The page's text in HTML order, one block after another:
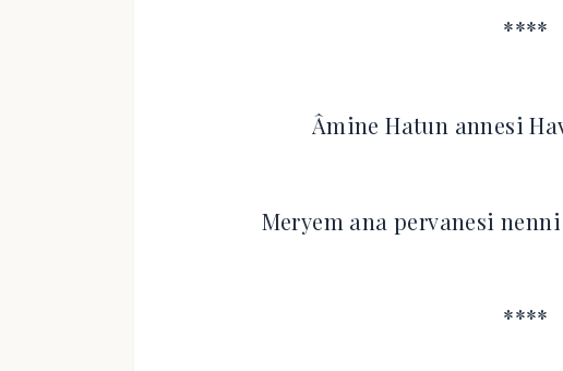
****
Âmine Hatun annesi
Meryem ana pervanesi
****